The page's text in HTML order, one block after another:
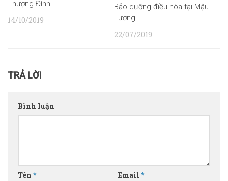
Thượng Đình
14/10/2019
Bảo dưỡng điều hòa tại Mậu
Lương
22/07/2019
TRẢ LỜI
Bình luận
Tên * Email *